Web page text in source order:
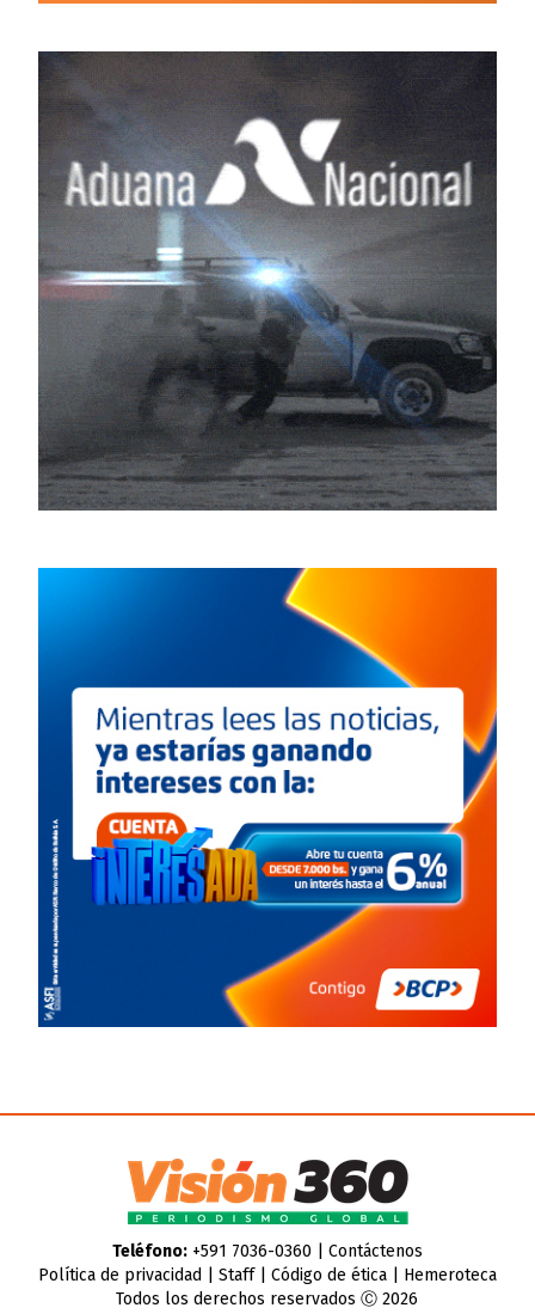
Teléfono:+591 7036-0360 | Contáctenos
Política de privacidad
Staff| Código de ética| Hemeroteca
Todos los derechos reservados Ⓒ 2026